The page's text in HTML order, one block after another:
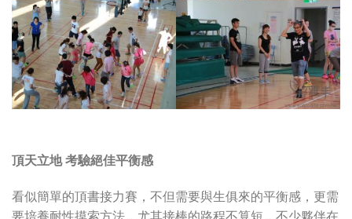
頂天立地 考驗絕佳平衡感
看似簡單的頂書接力賽，不但需要與生俱來的平衡感，更需
要培養耐性摸索方法，尤其接棒的路程不算短，不少夥伴在